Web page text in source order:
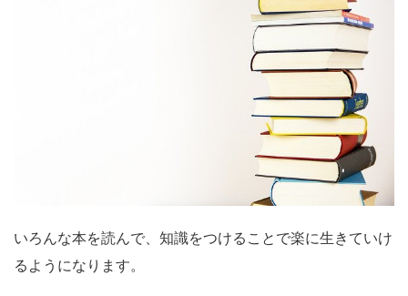
いろんな本を読んで、 知識をつけることで楽に生きていけ
る ようになります。